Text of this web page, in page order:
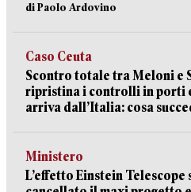
di Paolo Ardovino
Caso Ceuta
Scontro totale tra Meloni e
ripristina i controlli in porti
arriva dall’Italia: cosa
Ministero
L’effetto Einstein